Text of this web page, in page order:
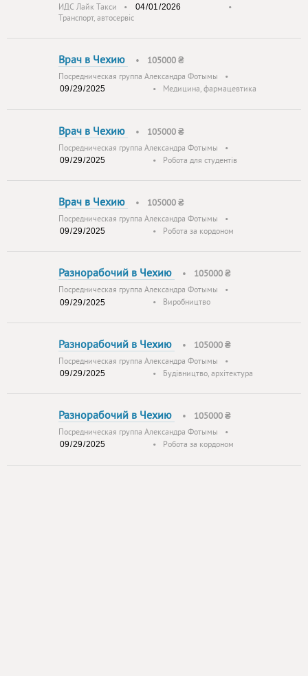
ИДС Лайк Такси •
•
Транспорт, автосервіс
Врач в Чехию • 105000 ₴
Посредническая группа Александра Фотымы •
•
Медицина, фармацевтика
Врач в Чехию • 105000 ₴
Посредническая группа Александра Фотымы •
•
Робота для студентів
Врач в Чехию • 105000 ₴
Посредническая группа Александра Фотымы •
•
Робота за кордоном
Разнорабочий в Чехию • 105000 ₴
Посредническая группа Александра Фотымы •
•
Виробництво
Разнорабочий в Чехию • 105000 ₴
Посредническая группа Александра Фотымы •
•
Будівництво, архітектура
Разнорабочий в Чехию • 105000 ₴
Посредническая группа Александра Фотымы •
•
Робота за кордоном